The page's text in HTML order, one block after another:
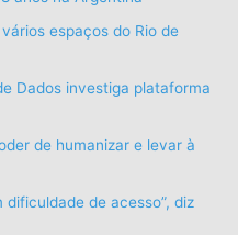
espaços do Rio de
Dados investiga plataforma
de humanizar e levar à
dificuldade de acesso”, diz